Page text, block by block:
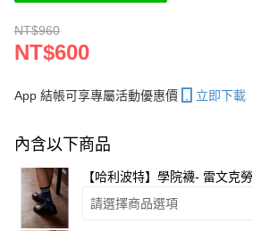
NT$960
NT$600
App 結帳可享專屬活動優惠價 立即下載
內含以下商品
【哈利波特】學院襪- 雷文克勞
請選擇商品選項